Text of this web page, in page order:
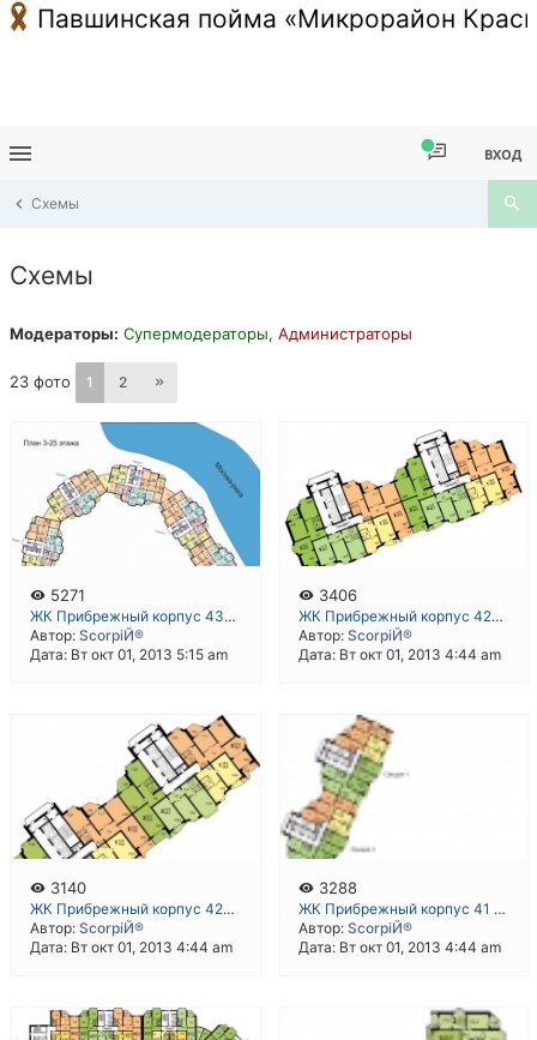
Павшинская пойма «Микрорайон
ВХОД
Схемы
Схемы
Модераторы: Супермодераторы, Администраторы
23 фото 1 2
5271
ЖК Прибрежный корпус 43В ДСК-1 микрорайон 4 Павшинская Пойма Красногорск
Автор: ScorpiЙ®
Дата: Вт окт 01, 2013 5:15 am
3406
ЖК Прибрежный корпус 42В ДСК-1 микрорайон 4 Павшинская Пойма Красногорск
Автор: ScorpiЙ®
Дата: Вт окт 01, 2013 4:44 am
3140
ЖК Прибрежный корпус 42А ДСК-1 микрорайон 4 Павшинская Пойма Красногорск
Автор: ScorpiЙ®
Дата: Вт окт 01, 2013 4:44 am
3288
ЖК Прибрежный корпус 41 ДСК-1 микрорайон 4 Павшинская Пойма Красногорск
Автор: ScorpiЙ®
Дата: Вт окт 01, 2013 4:44 am